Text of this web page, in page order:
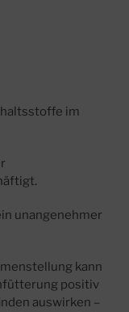
im
unangenehmer
kann
positiv
auswirken –